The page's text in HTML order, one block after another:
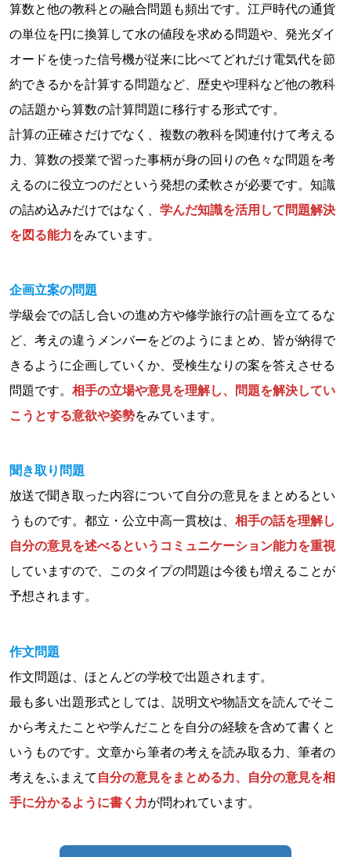
算数と他の教科との融合問題も頻出です。江戸時代の通貨
の単位を円に換算して水の値段を求める問題や、発光ダイ
オードを使った信号機が従来に比べてどれだけ電気代を節
約できるかを計算する問題など、歴史や理科など他の教科
の話題から算数の計算問題に移行する形式です。
計算の正確さだけでなく、複数の教科を関連付けて考える
力、算数の授業で習った事柄が身の回りの色々な問題を考
えるのに役立つのだという発想の柔軟さが必要です。知識
の詰め込みだけではなく、 学んだ知識を活用して問題解決
を図る能力をみています。
企画立案の問題
学級会での話し合いの進め方や修学旅行の計画を立てるな
ど、考えの違うメンバーをどのようにまとめ、皆が納得で
きるように企画していくか、受検生なりの案を答えさせる
問題です。 相手の立場や意見を理解し、問題を解決してい
こうとする意欲や姿勢をみています。
聞き取り問題
放送で聞き取った内容について自分の意見をまとめるとい
うものです。都立・公立中高一貫校は、 相手の話を理解し
自分の意見を述べるというコミュニケーション能力を重視
していますので、このタイプの問題は今後も増えることが
予想されます。
作文問題
作文問題は、ほとんどの学校で出題されます。
最も多い出題形式としては、説明文や物語文を読んでそこ
から考えたことや学んだことを自分の経験を含めて書くと
いうものです。文章から筆者の考えを読み取る力、筆者の
考えをふまえて 自分の意見をまとめる力、自分の意見を相
手に分かるように書く力が問われています。